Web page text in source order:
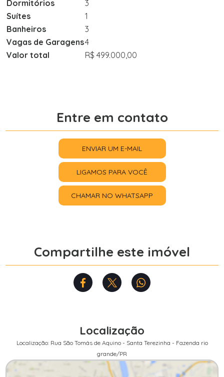
Dormitórios
3
Suítes
1
Banheiros
3
Vagas de Garagens4
Valor total
R$ 499.000,00
Entre em contato
ENVIAR UM E-MAIL
LIGAMOS PARA VOCÊ
CHAMAR NO WHATSAPP
Compartilhe este imóvel
Localização
Localização: Rua São Tomás de Aquino - Santa Terezinha - Fazenda rio
grande/PR